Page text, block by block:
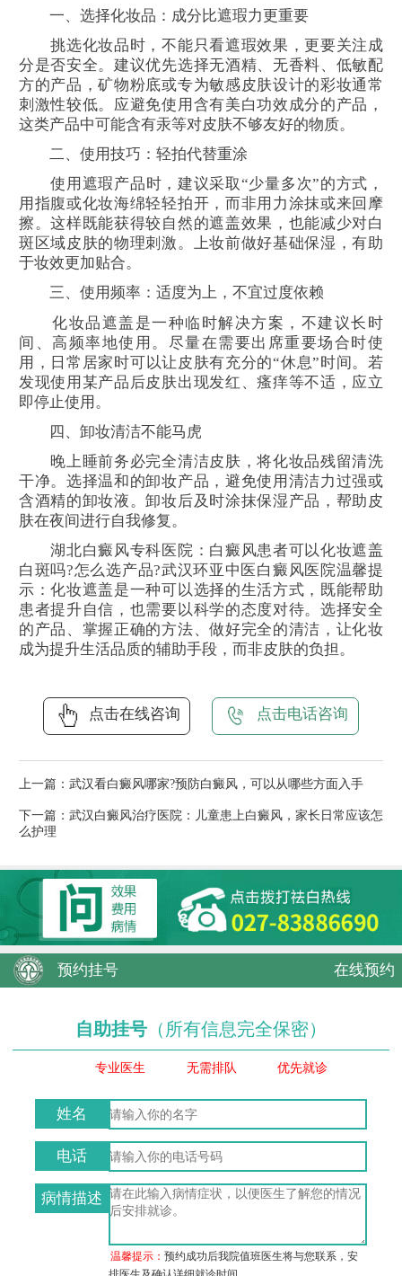
一、选择化妆品：成分比遮瑕力更重要
挑选化妆品时，不能只看遮瑕效果，更要关注成
分是否安全。建议优先选择无酒精、无香料、低敏配
方的产品，矿物粉底或专为敏感皮肤设计的彩妆通常
刺激性较低。应避免使用含有美白功效成分的产品，
这类产品中可能含有汞等对皮肤不够友好的物质。
二、使用技巧：轻拍代替重涂
使用遮瑕产品时，建议采取“少量多次”的方式，
用指腹或化妆海绵轻轻拍开，而非用力涂抹或来回摩
擦。这样既能获得较自然的遮盖效果，也能减少对白
斑区域皮肤的物理刺激。上妆前做好基础保湿，有助
于妆效更加贴合。
三、使用频率：适度为上，不宜过度依赖
化妆品遮盖是一种临时解决方案，不建议长时
间、高频率地使用。尽量在需要出席重要场合时使
用，日常居家时可以让皮肤有充分的“休息”时间。若
发现使用某产品后皮肤出现发红、瘙痒等不适，应立
即停止使用。
四、卸妆清洁不能马虎
晚上睡前务必完全清洁皮肤，将化妆品残留清洗
干净。选择温和的卸妆产品，避免使用清洁力过强或
含酒精的卸妆液。卸妆后及时涂抹保湿产品，帮助皮
肤在夜间进行自我修复。
湖北白癜风专科医院：白癜风患者可以化妆遮盖
白斑吗?怎么选产品?武汉环亚中医白癜风医院温馨提
示：化妆遮盖是一种可以选择的生活方式，既能帮助
患者提升自信，也需要以科学的态度对待。选择安全
的产品、掌握正确的方法、做好完全的清洁，让化妆
成为提升生活品质的辅助手段，而非皮肤的负担。
点击在线咨询 点击电话咨询
上一篇： 武汉看白癜风哪家?预防白癜风，可以从哪些方面入手
下一篇： 武汉白癜风治疗医院：儿童患上白癜风，家长日常应该怎
么护理
预约挂号 在线预约
自助挂号 （所有信息完全保密）
专业医生 无需排队 优先就诊
姓名
电话
病情描述
温馨提示：预约成功后我院值班医生将与您联系，安